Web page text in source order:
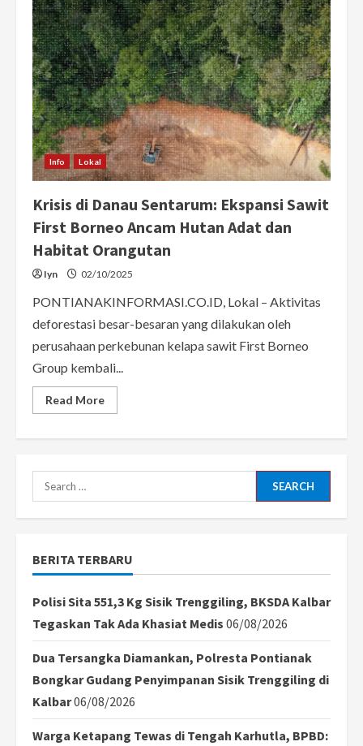
Info Lokal
Krisis di Danau Sentarum: Ekspansi Sawit
First Borneo Ancam Hutan Adat dan
Habitat Orangutan
Iyn 02/10/2025
PONTIANAKINFORMASI.CO.ID, Lokal – Aktivitas
deforestasi besar-besaran yang dilakukan oleh
perusahaan perkebunan kelapa sawit First Borneo
Group kembali...
Read MoreRead
more
First
dan
Search
for:
BERITA TERBARU
Polisi Sita 551,3 Kg Sisik Trenggiling, BKSDA Kalbar
Tegaskan Tak Ada Khasiat Medis 06/08/2026
Dua Tersangka Diamankan, Polresta Pontianak
Bongkar Gudang Penyimpanan Sisik Trenggiling di
Kalbar06/08/2026
Warga Ketapang Tewas di Tengah Karhutla, BPBD: